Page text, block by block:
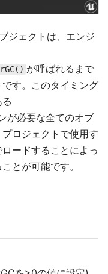
ジェクトは、エンジ
が呼ばれるまで
す。このタイミング
が必要な全てのオブ
ロジェクトで使用す
ードすることによっ
とが可能です。